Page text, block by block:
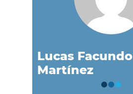
Lucas Facundo
Martínez